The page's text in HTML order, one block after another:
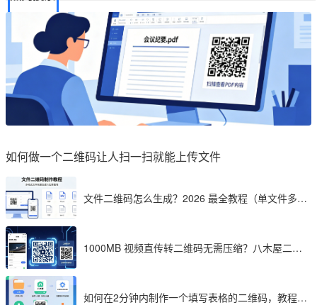
如何做一个二维码让人扫一扫就能上传文件
文件二维码怎么生成？2026 最全教程（单文件多文
1000MB 视频直传转二维码无需压缩？八木屋二维
如何在2分钟内制作一个填写表格的二维码，教程分